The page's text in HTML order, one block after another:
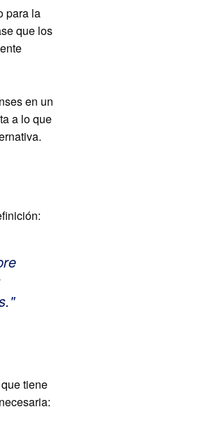
para la
que los
en un
a lo que
tiene